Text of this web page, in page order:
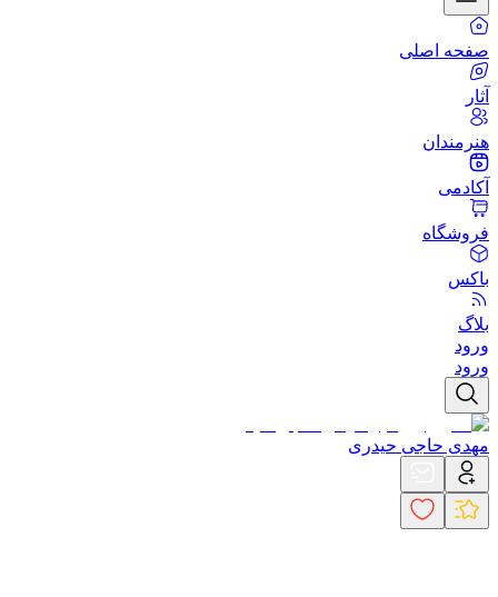
صفحه اصلی
آثار
هنرمندان
آکادمی
فروشگاه
باکس
بلاگ
ورود
ورود
مهدی حاجی حیدری